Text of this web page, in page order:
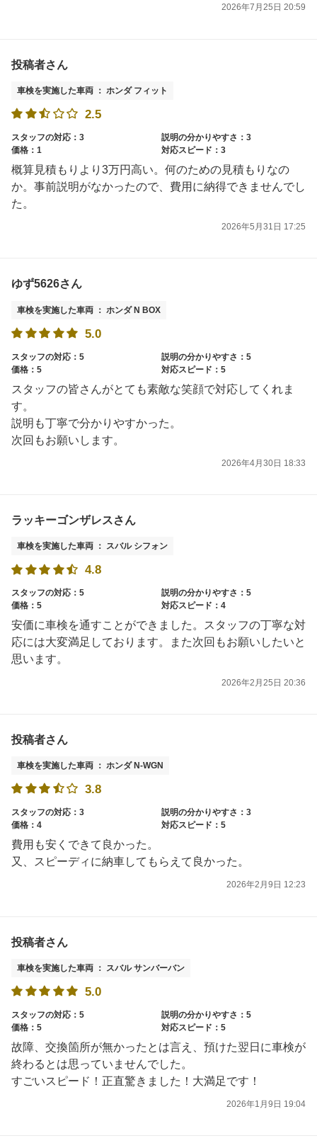
2026年7月25日 20:59
投稿者さん
車検を実施した車両 ： ホンダ フィット
2.5
スタッフの対応：3
説明の分かりやすさ：3
価格：1
対応スピード：3
概算見積もりより3万円高い。何のための見積もりなの
か。事前説明がなかったので、費用に納得できませんでし
た。
2026年5月31日 17:25
ゆず5626さん
車検を実施した車両 ： ホンダ N BOX
5.0
スタッフの対応：5
説明の分かりやすさ：5
価格：5
対応スピード：5
スタッフの皆さんがとても素敵な笑顔で対応してくれま
す。
説明も丁寧で分かりやすかった。
次回もお願いします。
2026年4月30日 18:33
ラッキーゴンザレスさん
車検を実施した車両 ： スバル シフォン
4.8
スタッフの対応：5
説明の分かりやすさ：5
価格：5
対応スピード：4
安価に車検を通すことができました。スタッフの丁寧な対
応には大変満足しております。また次回もお願いしたいと
思います。
2026年2月25日 20:36
投稿者さん
車検を実施した車両 ： ホンダ N-WGN
3.8
スタッフの対応：3
説明の分かりやすさ：3
価格：4
対応スピード：5
費用も安くできて良かった。
又、スピーディに納車してもらえて良かった。
2026年2月9日 12:23
投稿者さん
車検を実施した車両 ： スバル サンバーバン
5.0
スタッフの対応：5
説明の分かりやすさ：5
価格：5
対応スピード：5
故障、交換箇所が無かったとは言え、預けた翌日に車検が
終わるとは思っていませんでした。
すごいスピード！正直驚きました！大満足です！
2026年1月9日 19:04